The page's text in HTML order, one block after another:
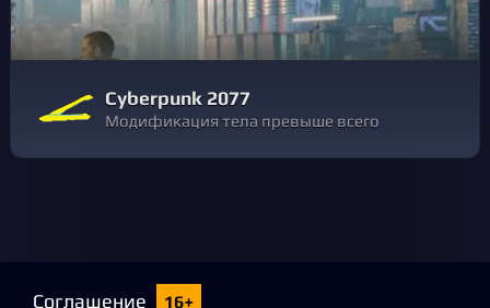
Cyberpunk 2077
Модификация тела превыше всего
Соглашение 16+